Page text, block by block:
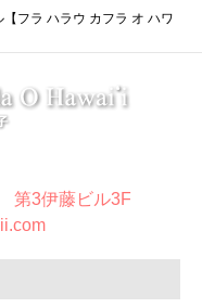
フラ ハラウ カフラ オ ハワ
第3伊藤ビル3F